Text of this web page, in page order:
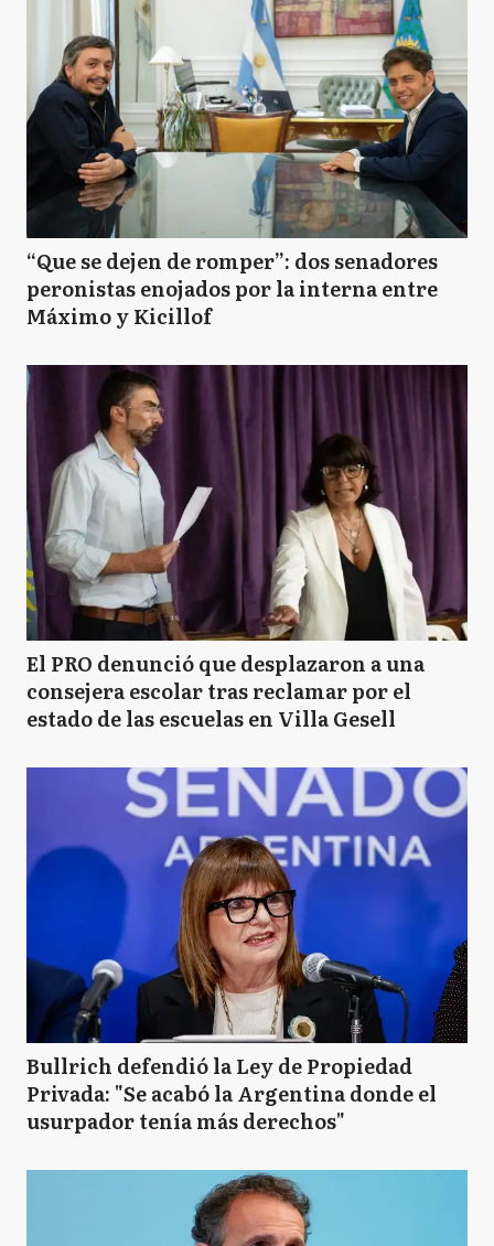
“Que se dejen de romper”: dos senadores
peronistas enojados por la interna entre
Máximo y Kicillof
El PRO denunció que desplazaron a una
consejera escolar tras reclamar por el
estado de las escuelas en Villa Gesell
Bullrich defendió la Ley de Propiedad
Privada: "Se acabó la Argentina donde el
usurpador tenía más derechos"